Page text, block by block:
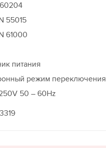
55015
61000
питания
режим переключения
50 – 60Hz